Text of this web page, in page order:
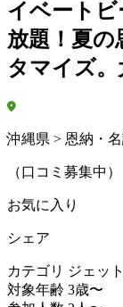
イベート
放題！夏の
タマイズ。
沖縄県 > 恩納・
（口コミ募集中）
お気に入り
シェア
カテゴリ ジェッ
対象年齢 3歳〜